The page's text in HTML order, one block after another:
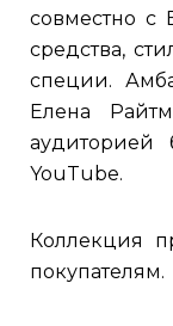
совместно с
средства,
специи.
Елена
YouTube.
Коллекция
покупателям.